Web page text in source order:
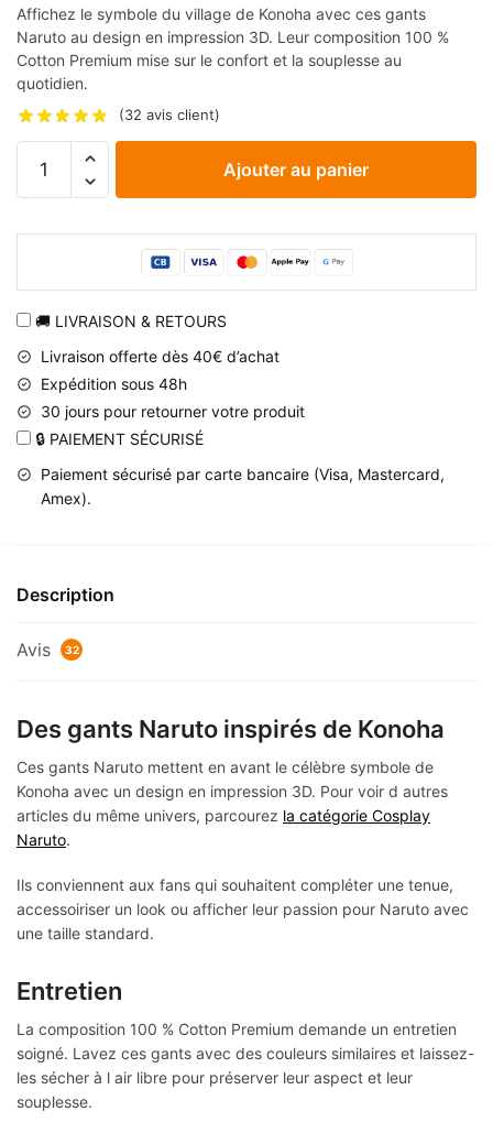
Affichez le symbole du village de Konoha avec ces gants
Naruto au design en impression 3D. Leur composition 100 %
Cotton Premium mise sur le confort et la souplesse au
quotidien.
(32 avis client)
Naruto
symbole
Konoha
impression
3D
Ajouter au panier
🚚 LIVRAISON & RETOURS
Livraison offerte dès 40€ d’achat
Expédition sous 48h
30 jours pour retourner votre produit
🔒 PAIEMENT SÉCURISÉ
Paiement sécurisé par carte bancaire (Visa, Mastercard,
Amex).
Description
Avis 32
Des gants Naruto inspirés de Konoha
Ces gants Naruto mettent en avant le célèbre symbole de
Konoha avec un design en impression 3D. Pour voir d autres
articles du même univers, parcourez la catégorie Cosplay
Naruto.
Ils conviennent aux fans qui souhaitent compléter une tenue,
accessoiriser un look ou afficher leur passion pour Naruto avec
une taille standard.
Entretien
La composition 100 % Cotton Premium demande un entretien
soigné. Lavez ces gants avec des couleurs similaires et laissez-
les sécher à l air libre pour préserver leur aspect et leur
souplesse.